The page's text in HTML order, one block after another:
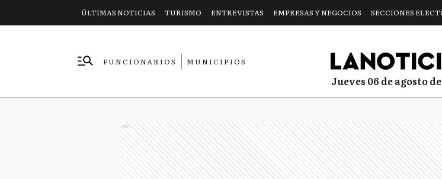
ÚLTIMAS NOTICIAS TURISMO ENTREVISTAS EMPRESAS Y NEGOCIOS SECCIONES
FUNCIONARIOS
MUNICIPIOS
jueves 06 de agosto
Ads